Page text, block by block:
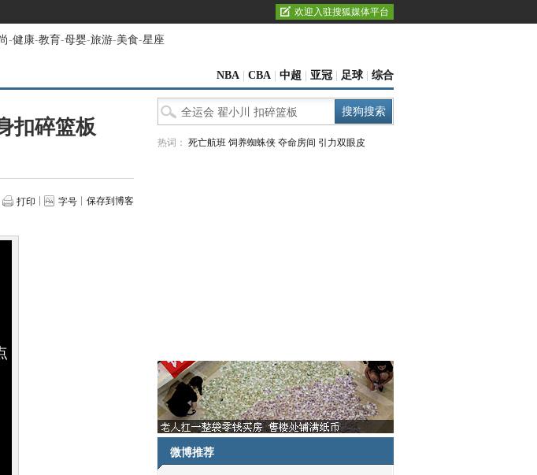
欢迎入驻搜狐媒体平台
-健康-教育-母婴-旅游-美食-星座
NBA CBA 中超 亚冠 足球 综合
扣碎篮板
打印 字号 保存到博客
热词： 死亡航班 饲养蜘蛛侠 夺命房间 引力双眼皮
微博推荐